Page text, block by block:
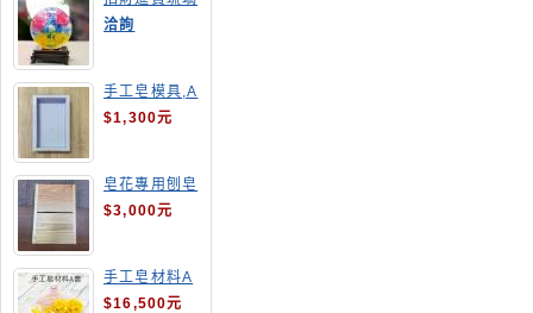
手工皂
洽詢
手工皂模具,A
4渲染盤
$1,300元
皂花專用刨皂
器
$3,000元
手工皂材料A
套
$16,500元